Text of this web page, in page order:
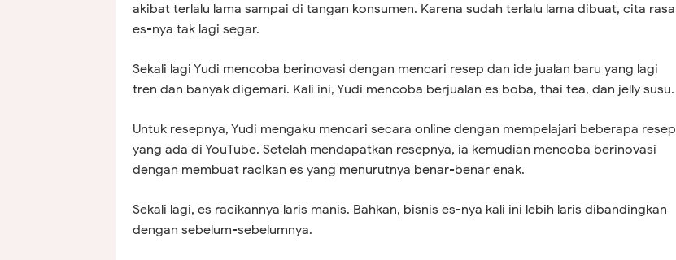
akibat terlalu lama sampai di tangan konsumen. Karena sudah terlalu lama dibuat, cita rasa
es-nya tak lagi segar.
Sekali lagi Yudi mencoba berinovasi dengan mencari resep dan ide jualan baru yang lagi
tren dan banyak digemari. Kali ini, Yudi mencoba berjualan es boba, thai tea, dan jelly susu.
Untuk resepnya, Yudi mengaku mencari secara online dengan mempelajari beberapa resep
yang ada di YouTube. Setelah mendapatkan resepnya, ia kemudian mencoba berinovasi
dengan membuat racikan es yang menurutnya benar-benar enak.
Sekali lagi, es racikannya laris manis. Bahkan, bisnis es-nya kali ini lebih laris dibandingkan
dengan sebelum-sebelumnya.